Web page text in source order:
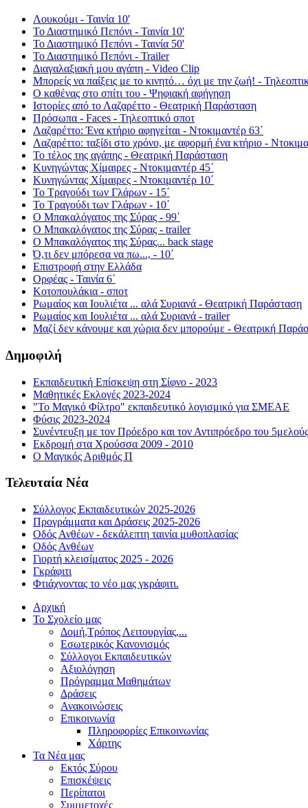
Λουκούμι - Ταινία 10'
Το Διαστημικό Πεπόνι - Ταινία 10'
Το Διαστημικό Πεπόνι - Ταινία 50'
Το Διαστημικό Πεπόνι - Trailer
Διαγαλαξιακή μου αγάπη - Video Clip
Μπορείς να παίξεις με το κινητό… όχι με την ζωή! -
Ο καθένας στο σπίτι του - Ψηφιακή αφήγηση
Ιστορίες από το Λαζαρέττο - Θεατρική Παράσταση
Πρόσωπα - Faces - Τηλεοπτικό σποτ
Λαζαρέττο: Ένα κτήριο αφηγείται - Ντοκιμαντέρ 63΄
Λαζαρέττο: ταξίδι στο χρόνο, με αφορμή ένα κτήριο -
Το τέλος της αγάπης - Θεατρική Παράσταση
Κυνηγώντας Χίμαιρες - Ντοκιμαντέρ 45΄
Κυνηγώντας Χίμαιρες - Ντοκιμαντέρ 10΄
Το Τραγούδι των Γλάρων - 15΄
Το Τραγούδι των Γλάρων - 10΄
Ο Μπακαλόγατος της Σύρας - 99΄
Ο Μπακαλόγατος της Σύρας - trailer
Ο Μπακαλόγατος της Σύρας... back stage
Ό,τι δεν μπόρεσα να πω..., - 10΄
Επιστροφή στην Ελλάδα
Ορφέας - Ταινία 6΄
Κοτοπουλάκια - σποτ
Ρωμαίος και Ιουλιέτα ... αλά Συριανά - Θεατρική Παράσταση
Ρωμαίος και Ιουλιέτα ... αλά Συριανά - trailer
Μαζί δεν κάνουμε και χώρια δεν μπορούμε - Θεατρική
Δημοφιλή
Εκπαιδευτική Επίσκεψη στη Σίφνο - 2023
Μαθητικές Εκλογές 2023-2024
"Το Μαγικό Φίλτρο" εκπαιδευτικό λογισμικό για ΣΜΕΑΕ
Φύσις 2023-2024
Συνέντευξη με τον Πρόεδρο και τον Αντιπρόεδρο του 5μελούς
Εκδρομή στα Χρούσσα 2009 - 2010
Ο Μαγικός Αριθμός Π
Τελευταία Νέα
Σύλλογος Εκπαιδευτικών 2025-2026
Προγράμματα και Δράσεις 2025-2026
Οδός Ανθέων - δεκάλεπτη ταινία μυθοπλασίας
Οδός Ανθέων
Γιορτή κλεισίματος 2025 - 2026
Γκράφιτι
Φτιάχνοντας το νέο μας γκράφιτι.
Αρχική
Το Σχολείο μας
Δομή,Τρόπος Λειτουργίας,...
Εσωτερικός Κανονισμός
Σύλλογοι Εκπαιδευτικών
Αξιολόγηση
Πρόγραμμα Μαθημάτων
Δράσεις
Ανακοινώσεις
Επικοινωνία
Πληροφορίες Επικοινωνίας
Χάρτης
Τα Νέα μας
Εκτός Σύρου
Επισκέψεις
Περίπατοι
Συμμετοχές